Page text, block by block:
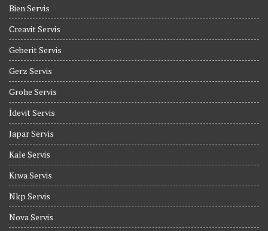
Bien Servis
Creavit Servis
Geberit Servis
Gerz Servis
Grohe Servis
İdevit Servis
Japar Servis
Kale Servis
Kıwa Servis
Nkp Servis
Nova Servis